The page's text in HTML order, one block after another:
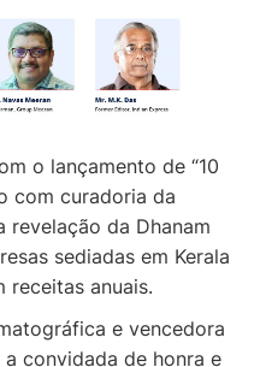
o lançamento de “10
com curadoria da
revelação da Dhanam
sediadas em Kerala
receitas anuais.
e vencedora
convidada de honra e